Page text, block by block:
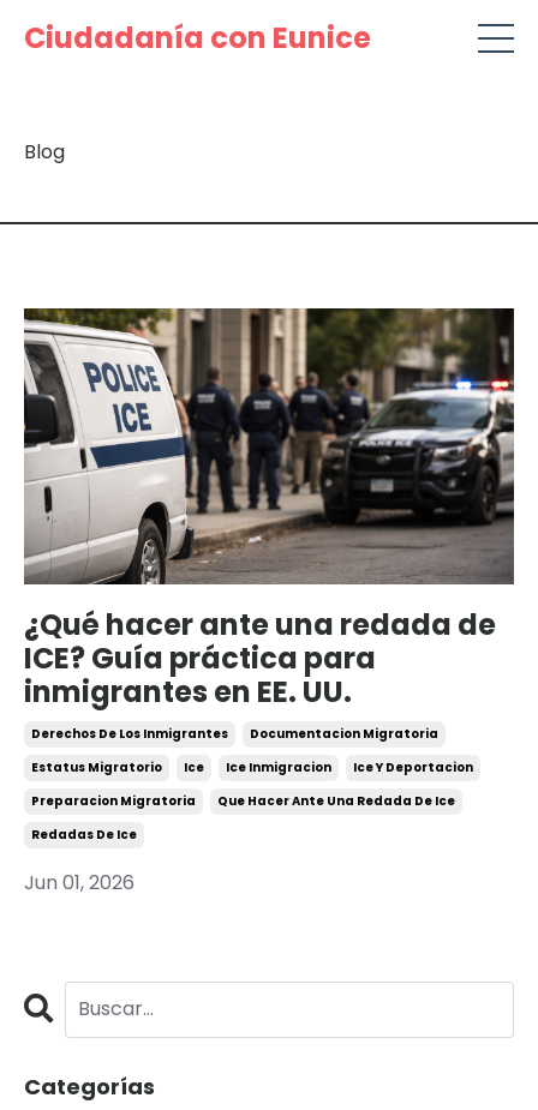
Ciudadanía con Eunice
Blog
¿Qué hacer ante una redada de
ICE? Guía práctica para
inmigrantes en EE. UU.
Derechos De Los Inmigrantes
Documentacion Migratoria
Estatus Migratorio
Ice Ice Inmigracion
Ice Y Deportacion
Preparacion Migratoria
Que Hacer Ante Una Redada De Ice
Redadas De Ice
Jun 01, 2026
Categorías